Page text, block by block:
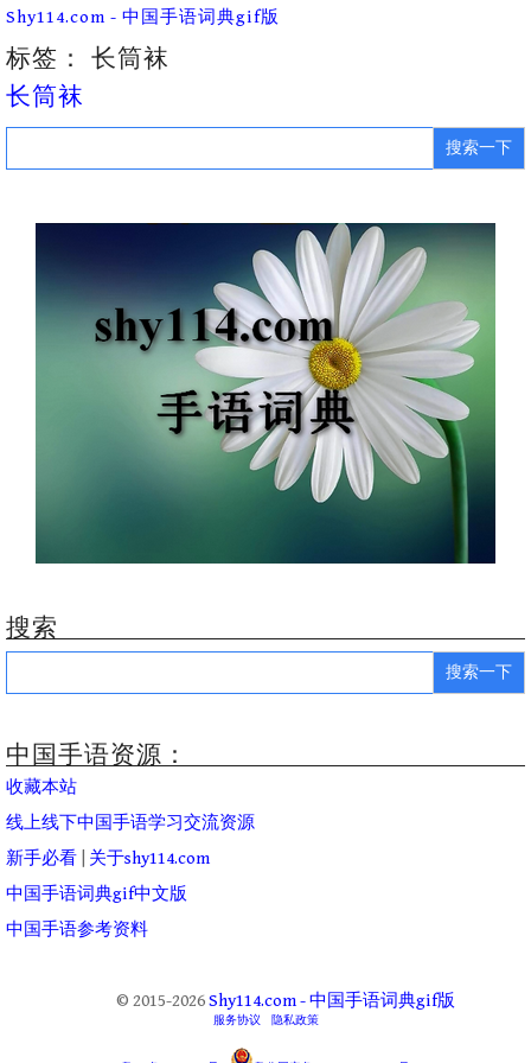
Skip
content
Shy114.com - 中国手语词典gif版
标签： 长筒袜
长筒袜
Search
搜索
Search
中国手语资源：
收藏本站
线上线下中国手语学习交流资源
新手必看
关于shy114.com
中国手语词典gif中文版
中国手语参考资料
© 2015-2026Shy114.com - 中国手语词典gif版
服务协议 隐私政策